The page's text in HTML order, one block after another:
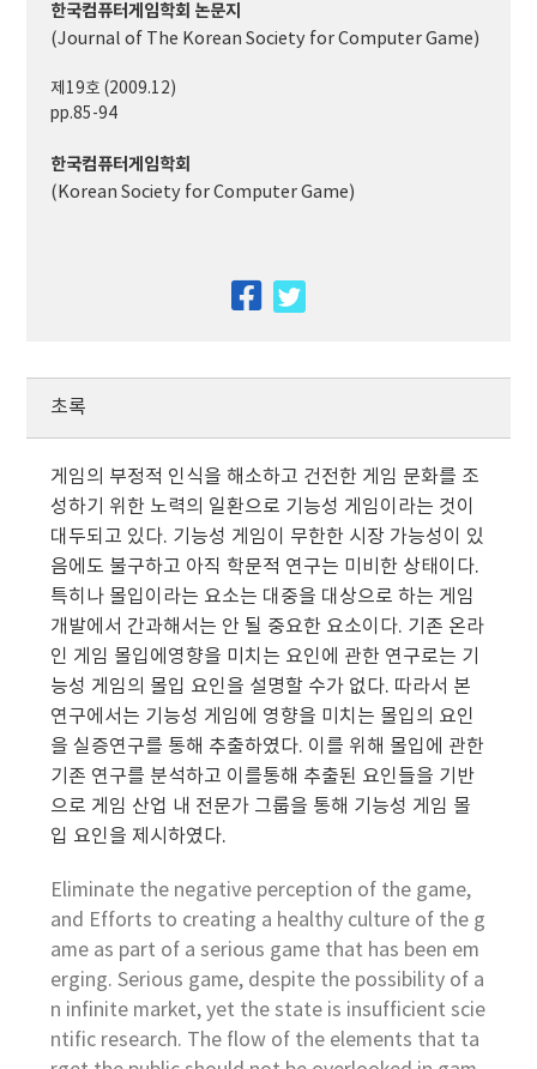
한국컴퓨터게임학회 논문지
(Journal of The Korean Society for Computer Game)
제19호 (2009.12)
pp.85-94
한국컴퓨터게임학회
(Korean Society for Computer Game)
facebook
초록
게임의 부정적 인식을 해소하고 건전한 게임 문화를 조
성하기 위한 노력의 일환으로 기능성 게임이라는 것이
대두되고 있다. 기능성 게임이 무한한 시장 가능성이 있
음에도 불구하고 아직 학문적 연구는 미비한 상태이다.
특히나 몰입이라는 요소는 대중을 대상으로 하는 게임
개발에서 간과해서는 안 될 중요한 요소이다. 기존 온라
인 게임 몰입에영향을 미치는 요인에 관한 연구로는 기
능성 게임의 몰입 요인을 설명할 수가 없다. 따라서 본
연구에서는 기능성 게임에 영향을 미치는 몰입의 요인
을 실증연구를 통해 추출하였다. 이를 위해 몰입에 관한
기존 연구를 분석하고 이를통해 추출된 요인들을 기반
으로 게임 산업 내 전문가 그룹을 통해 기능성 게임 몰
입 요인을 제시하였다.
Eliminate the negative perception of the game,
and Efforts to creating a healthy culture of the g
ame as part of a serious game that has been em
erging. Serious game, despite the possibility of a
n infinite market, yet the state is insufficient scie
ntific research. The flow of the elements that ta